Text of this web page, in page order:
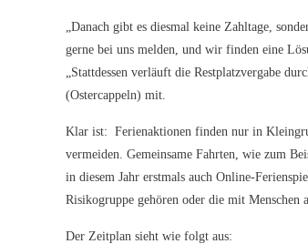
„Danach gibt es diesmal keine Zahltage,
gerne bei uns melden, und wir finden eine
„Stattdessen verläuft die Restplatzvergabe
(Ostercappeln) mit.
Klar ist: Ferienaktionen finden nur in
vermeiden. Gemeinsame Fahrten, wie zum
in diesem Jahr erstmals auch Online-
Risikogruppe gehören oder die mit Menschen
Der Zeitplan sieht wie folgt aus: